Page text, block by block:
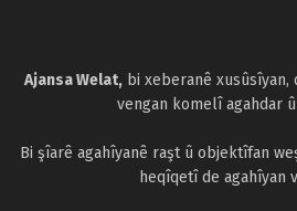
Ajansa Welat, bi xeberanê xusûsîyan,
vengan komelî agahdar
Bi şîarê agahîyanê raşt û objektîfan
heqîqetî de agahîyan